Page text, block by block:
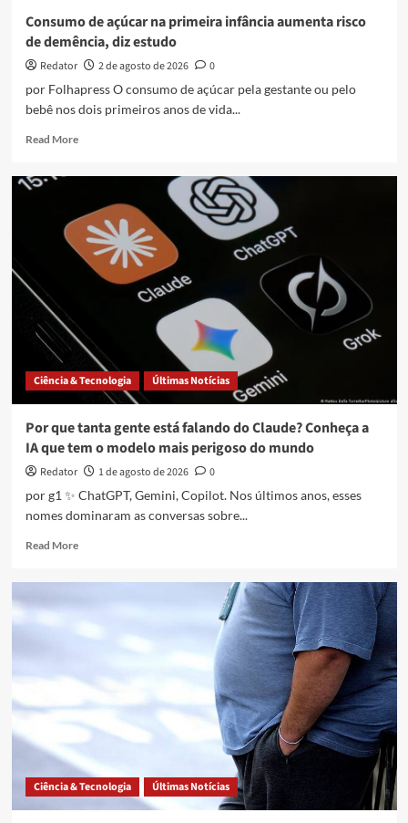
anos
Consumo de açúcar na primeira infância aumenta risco
de demência, diz estudo
Redator 2 de agosto de 2026
0
por Folhapress O consumo de açúcar pela gestante ou pelo
bebê nos dois primeiros anos de vida...
Read MoreRead
açúcar
na
primeira
infância
demência,
diz
estudo
Ciência & Tecnologia Últimas Notícias
Por que tanta gente está falando do Claude? Conheça a
IA que tem o modelo mais perigoso do mundo
Redator 1 de agosto de 2026
0
por g1 ✨ ChatGPT, Gemini, Copilot. Nos últimos anos, esses
nomes dominaram as conversas sobre...
Read MoreRead
falando
do
Conheça
IA
que
Ciência & Tecnologia Últimas Notícias